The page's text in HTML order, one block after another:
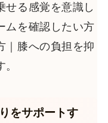
せる感覚を意識し
ムを確認したい方
｜膝への負担を抑
をサポートす